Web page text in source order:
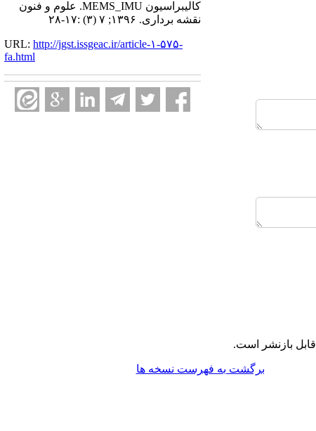
کالیبراسیون MEMS_IMU. علوم و فنون
نقشه برداری. ۱۳۹۶; ۷ (۳) :۱۷-۲۸
URL: http://jgst.issgeac.ir/article-۱-۵۷۵-
fa.html
قابل بازنشر است.
برگشت به فهرست نسخه ها